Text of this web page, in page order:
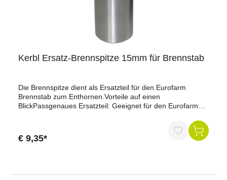
Kerbl Ersatz-Brennspitze 15mm für Brennstab
Die Brennspitze dient als Ersatzteil für den Eurofarm
Brennstab zum Enthornen.Vorteile auf einen
BlickPassgenaues Ersatzteil: Geeignet für den Eurofarm
Edelstahl gefertigt.Passender Durchmesser: Mit einem
Durchmesser von 15 mm.Für Enthorner: Zur Verwendung
am Enthorner vorgesehen.ProduktdatenVerwendung:
€ 9,35*